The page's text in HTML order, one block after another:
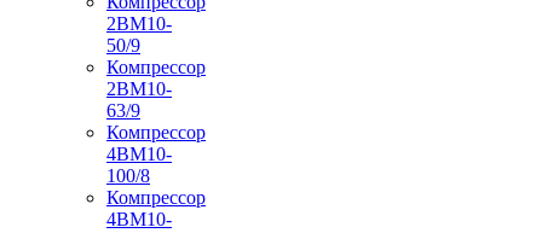
2ВМ10-
50/9
Компрессор
2ВМ10-
63/9
Компрессор
4ВМ10-
100/8
Компрессор
4ВМ10-